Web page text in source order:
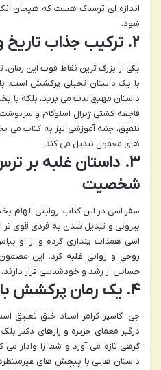
اندازه ای ترسناک هست که هیجان
شود.
۲. ترکیب جذاب تاریخ و داستان سرایی
یکی از بزرگ ترین نقاط قوت این
با یک داستان تخیلی پرکشش است.
داستان مهیج لذت می برید، بلکه با
فاجعه کشتی ژنرال اسلوکام و
تلفیق، جنبه آموزشی نیز به کتاب می
های معمول تبدیل می کند.
۳. داستان غلبه بر
شخصیت
سفر اسی در این کتاب، روایتی الهام
بیرونی و تبدیل شدن به فردی قوی تر
اسی همذات پنداری کرده و از او
روحی و روانی غلبه کرد. این
حساس از رشد و خودشناسی قرار
۴. یک رمان پرکشش با تعلیق فراوان
جی. کاسپر کرامر استاد خلق تعلیق
درگیر معمای جزیره و رازهای دکتر
گرهی تازه می آورد و شما را وادار می
داستان هایی با پیچش های